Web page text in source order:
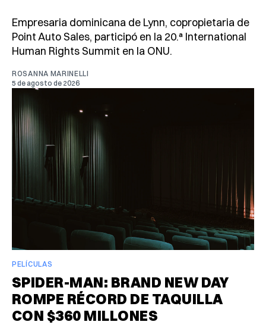
Empresaria dominicana de Lynn, copropietaria de
Point Auto Sales, participó en la 20.ª International
Human Rights Summit en la ONU.
ROSANNA MARINELLI
5 de agosto de 2026
PELÍCULAS
SPIDER-MAN: BRAND NEW DAY
ROMPE RÉCORD DE TAQUILLA
CON $360 MILLONES